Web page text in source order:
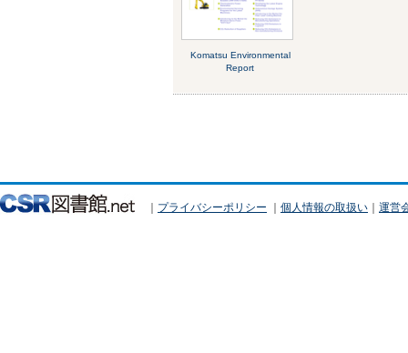
Komatsu Environmental
Report
｜ プライバシーポリシー ｜ 個人情報の取扱い ｜ 運営